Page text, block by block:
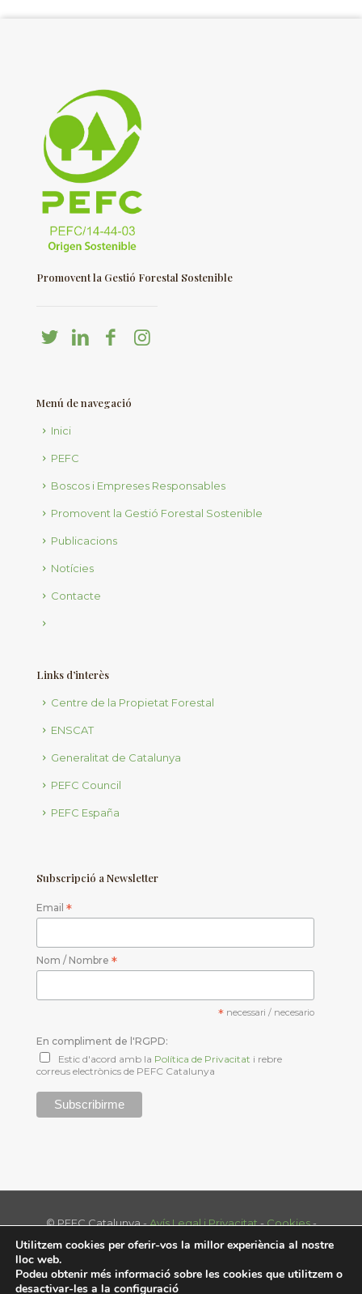
Promovent la Gestió Forestal Sostenible
Menú de navegació
Inici
PEFC
Boscos i Empreses Responsables
Promovent la Gestió Forestal Sostenible
Publicacions
Notícies
Contacte
Links d’interès
Centre de la Propietat Forestal
ENSCAT
Generalitat de Catalunya
PEFC Council
PEFC España
Subscripció a Newsletter
Email *
Nom / Nombre *
*necessari / necesario
En compliment de l'RGPD:
Estic d'acord amb la Política de Privacitat i rebre
correus electrònics de PEFC Catalunya
© PEFC Catalunya -Avís Legal i Privacitat-Cookies-
Tel. 93 574 70 39 - info@pefc.cat
Disenny web:
nextep.es
Utilitzem cookies per oferir-vos la millor experiència al nostre
lloc web.
Podeu obtenir més informació sobre les cookies que utilitzem o
desactivar-les a la configuració